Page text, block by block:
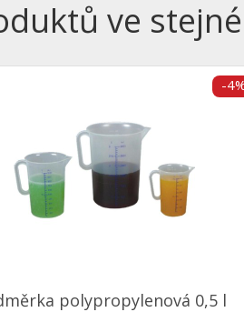
ve
polypropylenová 0,5 l
-